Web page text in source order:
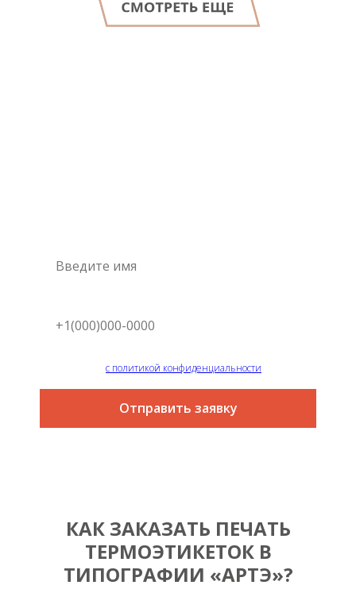
LET'S GO!
с политикой конфиденциальности
Отправить заявку
КАК ЗАКАЗАТЬ ПЕЧАТЬ
ТЕРМОЭТИКЕТОК В
ТИПОГРАФИИ «АРТЭ»?